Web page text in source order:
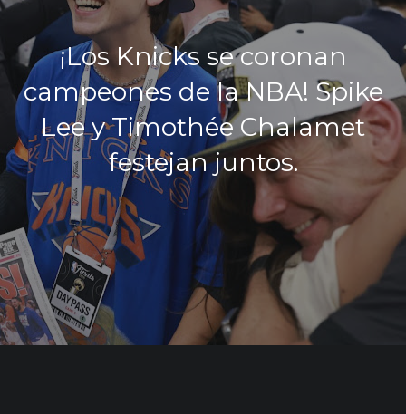
¡Los Knicks se coronan
campeones de la NBA! Spike
Lee y Timothée Chalamet
festejan juntos.